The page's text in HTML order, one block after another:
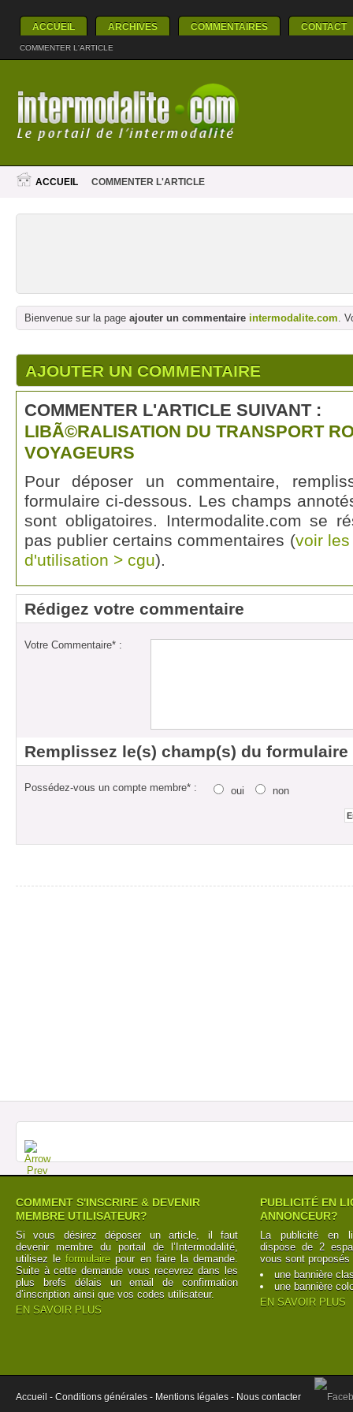
ACCUEIL ARCHIVES COMMENTAIRES CONTACT
COMMENTER L'ARTICLE
ACCUEIL COMMENTER L'ARTICLE
Bienvenue sur la page ajouter un commentaire intermodalite.com.
AJOUTER UN COMMENTAIRE
COMMENTER L'ARTICLE SUIVANT :
LIBÃ©RALISATION DU TRANSPORT
VOYAGEURS
Pour déposer un commentaire,
formulaire ci-dessous. Les champs
sont obligatoires. Intermodalite.com se
pas publier certains commentaires (voir
d'utilisation > cgu).
Rédigez votre commentaire
Votre Commentaire* :
Remplissez le(s) champ(s) du formulaire
Possédez-vous un compte membre* : oui non
COMMENT S'INSCRIRE & DEVENIR
MEMBRE UTILISATEUR?
Si vous désirez déposer un article, il faut
devenir membre du portail de l’Intermodalité,
utilisez leformulaire pour en faire la demande.
Suite à cette demande vous recevrez dans les
plus brefs délais un email de confirmation
d’inscription ainsi que vos codes utilisateur.
EN SAVOIR PLUS
PUBLICITÉ EN
ANNONCEUR?
La publicité en
dispose de 2
vous sont proposés
une bannière
une bannière
EN SAVOIR PLUS
Accueil - Conditions générales - Mentions légales - Nous contacter